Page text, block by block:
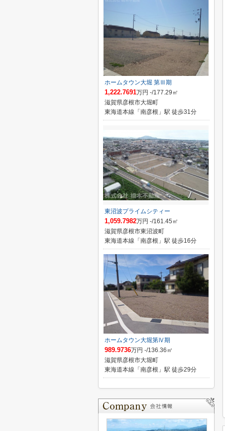
ホームタウン大堀 第Ⅲ期
1,222.7691万円 -/177.29㎡
滋賀県彦根市大堀町
東海道本線「南彦根」駅 徒歩31分
東沼波プライムシティー
1,059.7982万円 -/161.45㎡
滋賀県彦根市東沼波町
東海道本線「南彦根」駅 徒歩16分
ホームタウン大堀第Ⅳ期
989.9736万円 -/136.36㎡
滋賀県彦根市大堀町
東海道本線「南彦根」駅 徒歩29分